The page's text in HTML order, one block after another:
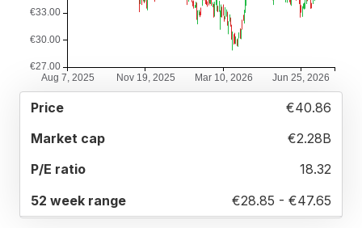
€40.86
€2.28B
18.32
€28.85 - €47.65